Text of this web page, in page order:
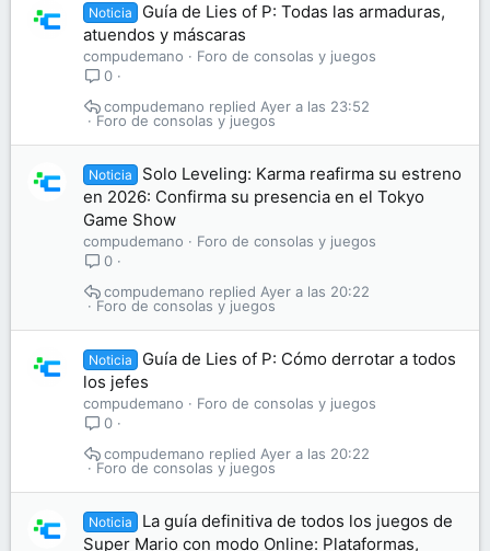
Noticia
Guía de Lies of P: Todas las armaduras,
atuendos y máscaras
compudemano
Foro de consolas y juegos
0
Foro de consolas y juegos
Ayer a las 23:52
compudemano
Noticia
Solo Leveling: Karma reafirma su estreno
en 2026: Confirma su presencia en el Tokyo
Game Show
compudemano
Foro de consolas y juegos
0
Foro de consolas y juegos
Ayer a las 20:22
compudemano
Noticia
Guía de Lies of P: Cómo derrotar a todos
los jefes
compudemano
Foro de consolas y juegos
0
Foro de consolas y juegos
Ayer a las 20:22
compudemano
Noticia
La guía definitiva de todos los juegos de
Super Mario con modo Online: Plataformas,